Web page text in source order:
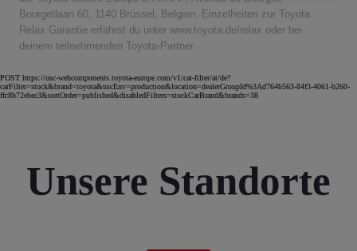
Bourgetlaan 60, 1140 Brüssel, Belgien. Einzelheiten zur Toyota
Relax Garantie erfährst du unter www.toyota.de/relax oder bei
deinem teilnehmenden Toyota-Partner.
POST https://usc-webcomponents.toyota-europe.com/v1/car-filter/at/de?
carFilter=stock&brand=toyota&uscEnv=production&location=dealerGroupId%3Ad764b563-84f3-4061-b260-
ffc8b72ebec3&sortOrder=published&disabledFilters=stockCarBrand&brands=38
Unsere Standorte